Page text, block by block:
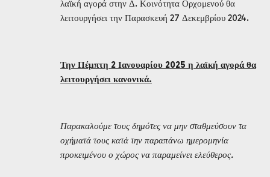
λαϊκή αγορά στην Δ. Κοινότητα Ορχομενού θα
λειτουργήσει την Παρασκευή 27 Δεκεμβρίου 2024.
Την Πέμπτη 2 Ιανουαρίου 2025 η λαϊκή αγορά θα
λειτουργήσει κανονικά.
Παρακαλούμε τους δημότες να μην σταθμεύσουν τα
οχήματά τους κατά την παραπάνω ημερομηνία
προκειμένου ο χώρος να παραμείνει ελεύθερος.